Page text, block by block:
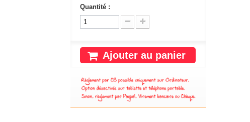
Quantité :
Ajouter au panier